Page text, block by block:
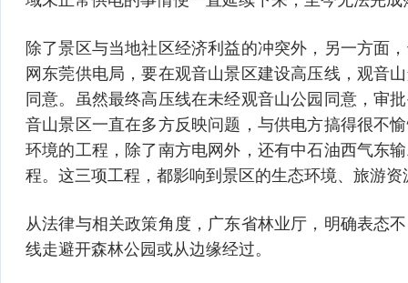
除了景区与当地社区经济利益的冲突外，另一方面
网东莞供电局，要在观音山景区建设高压线，观音
同意。虽然最终高压线在未经观音山公园同意，审
音山景区一直在多方反映问题，与供电方搞得很不
环境的工程，除了南方电网外，还有中石油西气东
程。这三项工程，都影响到景区的生态环境、旅游
从法律与相关政策角度，广东省林业厅，明确表态
线走避开森林公园或从边缘经过。